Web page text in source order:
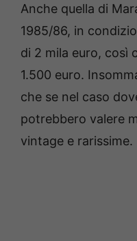
Anche quella di
1985/86, in
di 2 mila euro, così
1.500 euro.
che se nel caso
potrebbero valere
vintage e rarissime.